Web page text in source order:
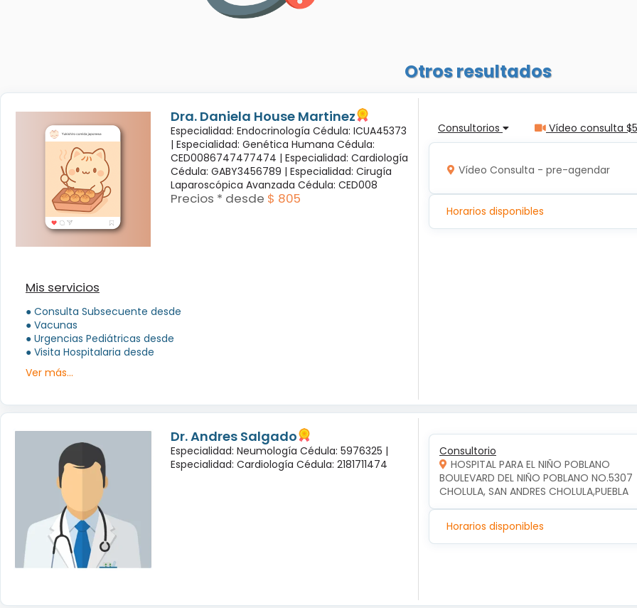
Otros resultados
Dra. Daniela House Martinez
Especialidad: Endocrinología Cédula: ICUA45373
| Especialidad: Genética Humana Cédula:
CED0086747477474 | Especialidad: Cardiología
Cédula: GABY3456789 | Especialidad: Cirugía
Laparoscópica Avanzada Cédula: CED008
Precios * desde $ 805
Mis servicios
● Consulta Subsecuente desde
● Vacunas
● Urgencias Pediátricas desde
● Visita Hospitalaria desde
Ver más...
Consultorios Vídeo consulta
Vídeo Consulta - pre-agendar
Horarios disponibles
Dr. Andres Salgado
Especialidad: Neumología Cédula: 5976325 |
Especialidad: Cardiología Cédula: 2181711474
Consultorio
HOSPITAL PARA EL NIÑO POBLANO
BOULEVARD DEL NIÑO POBLANO
CHOLULA, SAN ANDRES CHOLULA,PUEBLA
Horarios disponibles